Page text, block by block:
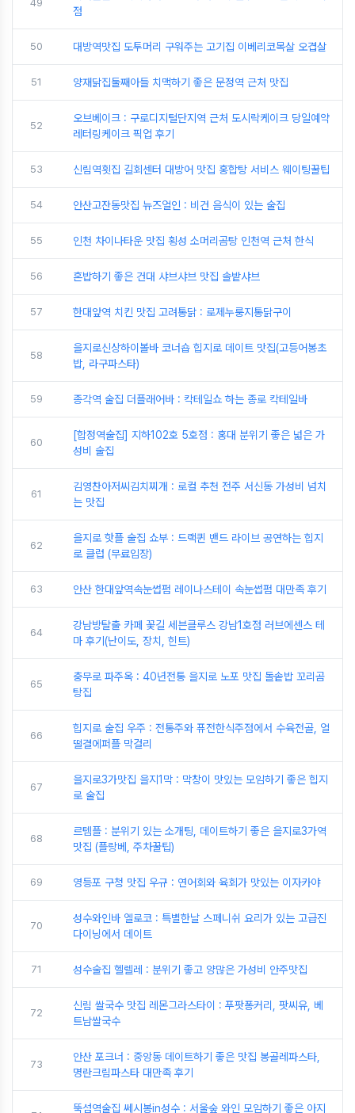
49
점
50 대방역맛집 도투머리 구워주는 고기집 이베리코목살 오겹살
51 양재닭집둘째아들 치맥하기 좋은 문정역 근처 맛집
52
오브베이크 : 구로디지털단지역 근처 도시락케이크 당일예약
레터링케이크 픽업 후기
53 신림역횟집 길회센터 대방어 맛집 홍합탕 서비스 웨이팅꿀팁
54 안산고잔동맛집 뉴즈얼인 : 비건 음식이 있는 술집
55 인천 차이나타운 맛집 횡성 소머리곰탕 인천역 근처 한식
56 혼밥하기 좋은 건대 샤브샤브 맛집 솔밭샤브
57 한대앞역 치킨 맛집 고려통닭 : 로제누룽지통닭구이
58
을지로신상하이볼바 코너숍 힙지로 데이트 맛집(고등어봉초
밥, 라구파스타)
59 종각역 술집 더플래어바 : 칵테일쇼 하는 종로 칵테일바
60
[합정역술집] 지하102호 5호점 : 홍대 분위기 좋은 넓은 가
성비 술집
61
김영찬아저씨김치찌개 : 로컬 추천 전주 서신동 가성비 넘치
는 맛집
62
을지로 핫플 술집 쇼부 : 드랙퀸 밴드 라이브 공연하는 힙지
로 클럽 (무료입장)
63 안산 한대앞역속눈썹펌 레이나스테이 속눈썹펌 대만족 후기
64
강남방탈출 카페 꽃길 세븐클루스 강남1호점 러브에센스 테
마 후기(난이도, 장치, 힌트)
65
충무로 파주옥 : 40년전통 을지로 노포 맛집 돌솥밥 꼬리곰
탕집
66
힙지로 술집 우주 : 전통주와 퓨전한식주점에서 수육전골, 얼
떨결에퍼플 막걸리
67
을지로3가맛집 을지1막 : 막창이 맛있는 모임하기 좋은 힙지
로 술집
68
르템플 : 분위기 있는 소개팅, 데이트하기 좋은 을지로3가역
맛집 (플랑베, 주차꿀팁)
69 영등포 구청 맛집 우규 : 연어회와 육회가 맛있는 이자카야
70
성수와인바 엘로코 : 특별한날 스페니쉬 요리가 있는 고급진
다이닝에서 데이트
71 성수술집 헬렐레 : 분위기 좋고 양많은 가성비 안주맛집
72
신림 쌀국수 맛집 레몬그라스타이 : 푸팟퐁커리, 팟씨유, 베
트남쌀국수
73
안산 포크너 : 중앙동 데이트하기 좋은 맛집 봉골레파스타,
명란크림파스타 대만족 후기
뚝섬역술집 쎄시봉in성수 : 서울숲 와인 모임하기 좋은 아지